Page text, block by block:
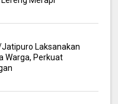
Laksanakan
Warga, Perkuat